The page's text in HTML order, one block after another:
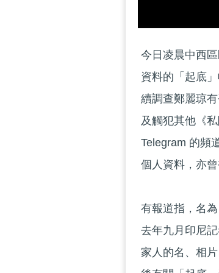
今日凌晨中西
資料的「起底
續調查鄭麗琼
及觸犯其他《
Telegram 的頻
個人資料，亦
有報道指，名
去年九月印尼
家人的名、相